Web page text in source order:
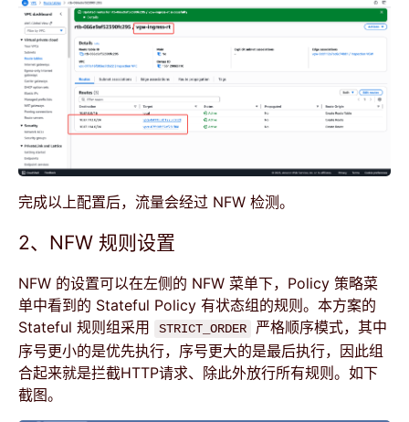
完成以上配置后，流量会经过 NFW 检测。
2、NFW 规则设置
NFW 的设置可以在左侧的 NFW 菜单下，Policy 策略菜
单中看到的 Stateful Policy 有状态组的规则。本方案的
Stateful 规则组采用
STRICT_ORDER
严格顺序模式，其中
序号更小的是优先执行，序号更大的是最后执行，因此组
合起来就是拦截HTTP请求、除此外放行所有规则。如下
截图。